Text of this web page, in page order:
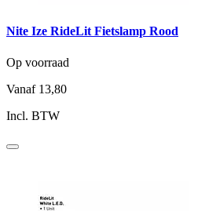
Nite Ize RideLit Fietslamp Rood
Op voorraad
Vanaf 13,80
Incl. BTW